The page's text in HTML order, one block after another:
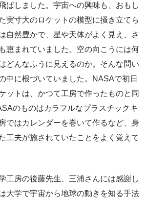
ばしました。宇宙への興味も、おもし
実寸大のロケットの模型に掻き立てら
自然豊かで、星や天体がよく見え、さ
恵まれていました。空の向こうには何
どんなふうに見えるのか。そんな問い
中に根づいていました。NASAで初日
ットは、かつて工房で作ったものと同
のものはカラフルなプラスチックキ
ではカレンダーを巻いて作るなど、身
工夫が施されていたことをよく覚えて
工房の後藤先生、三浦さんには感謝し
大学で宇宙から地球の動きを知る手法